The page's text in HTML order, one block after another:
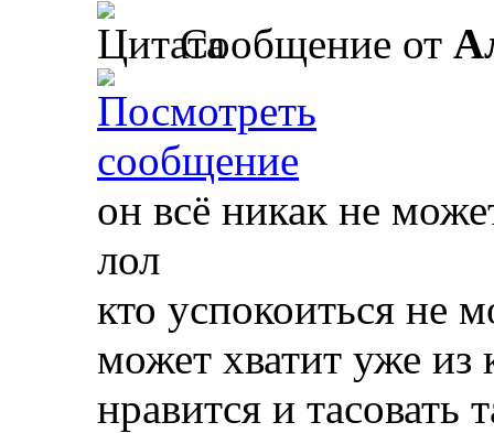
Сообщение от
он всё никак не
лол
кто успокоиться не
может хватит уже из
нравится и тасовать